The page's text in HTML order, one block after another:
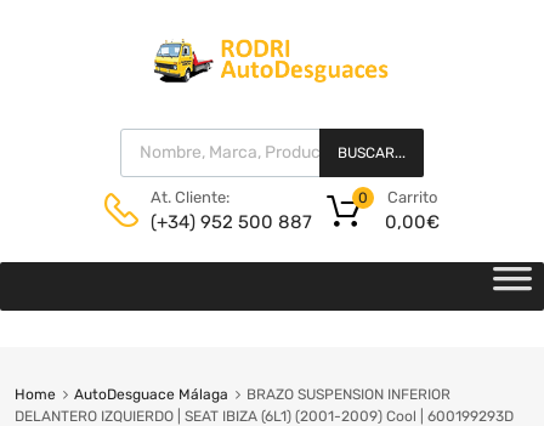
BUSCAR...
At. Cliente:
(+34) 952 500 887
Carrito
0,00€
0
Home AutoDesguace Málaga
BRAZO SUSPENSION INFERIOR
DELANTERO IZQUIERDO | SEAT IBIZA (6L1) (2001-2009) Cool | 600199293D